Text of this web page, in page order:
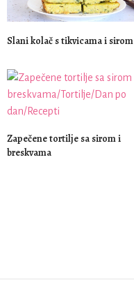
Slani kolač s tikvicama i sirom
Zapečene tortilje sa sirom i
breskvama